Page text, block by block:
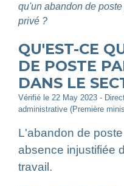
qu'un abandon de
privé ?
QU'EST-CE
DE POSTE
DANS LE
Vérifié le 22 May 2023 -
administrative (Première
L'abandon de
absence injustifiée
travail.